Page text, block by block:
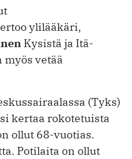
ylilääkäri,
Kysistä ja Itä-
myös vetää
(Tyks)
kertaa rokotetuista
ollut 68-vuotias.
Potilaita on ollut